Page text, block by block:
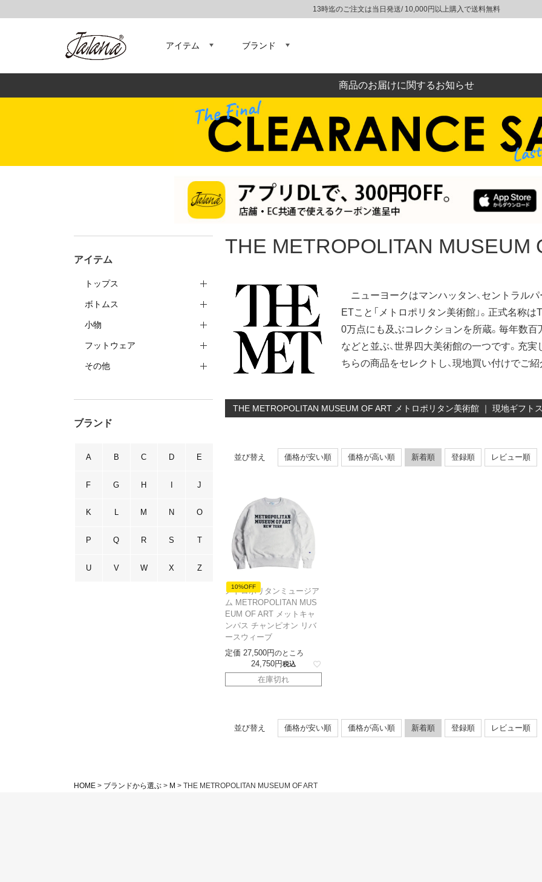
13時迄のご注文は当日発送/ 10,000円以上購入で送料無料
アイテム ブランド
商品のお届けに関するお知らせ
アイテム
トップス
ボトムス
小物
フットウェア
その他
ブランド
A B C D E
F G H I J
K L M N O
P Q R S T
U V W X Z
THE METROPOLITAN MUSEUM
ニューヨークはマンハッタン、セントラル
ETこと「メトロポリタン美術館」。正式名称
0万点にも及ぶコレクションを所蔵。毎年数
などと並ぶ、世界四大美術館の一つです。充
ちらの商品をセレクトし、現地買い付けでご紹
THE METROPOLITAN MUSEUM OF ART メトロポリタン美術館 ｜ 現地ギフト
並び替え 価格が安い順 価格が高い順 新着順 登録順 レビュー順
10%OFF
メトロポリタンミュージア
ム METROPOLITAN MUS
EUM OF ART メットキャ
ンパス チャンピオン リバ
ースウィーブ
定価 27,500 のところ
24,750 税込
在庫切れ
並び替え 価格が安い順 価格が高い順 新着順 登録順 レビュー順
HOME ブランドから選ぶ M THE METROPOLITAN MUSEUM OF ART